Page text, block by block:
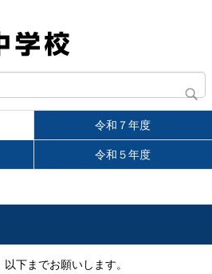
令和７年度
令和５年度
下までお願いします。